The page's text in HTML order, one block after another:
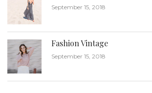
September 15, 2018
Fashion Vintage
September 15, 2018